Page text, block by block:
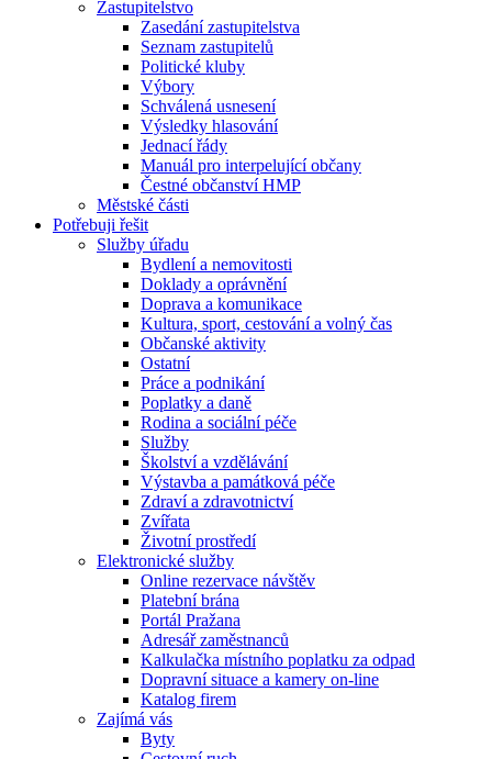
Zastupitelstvo
Zasedání zastupitelstva
Seznam zastupitelů
Politické kluby
Výbory
Schválená usnesení
Výsledky hlasování
Jednací řády
Manuál pro interpelující občany
Čestné občanství HMP
Městské části
Potřebuji řešit
Služby úřadu
Bydlení a nemovitosti
Doklady a oprávnění
Doprava a komunikace
Kultura, sport, cestování a volný čas
Občanské aktivity
Ostatní
Práce a podnikání
Poplatky a daně
Rodina a sociální péče
Služby
Školství a vzdělávání
Výstavba a památková péče
Zdraví a zdravotnictví
Zvířata
Životní prostředí
Elektronické služby
Online rezervace návštěv
Platební brána
Portál Pražana
Adresář zaměstnanců
Kalkulačka místního poplatku za odpad
Dopravní situace a kamery on-line
Katalog firem
Zajímá vás
Byty